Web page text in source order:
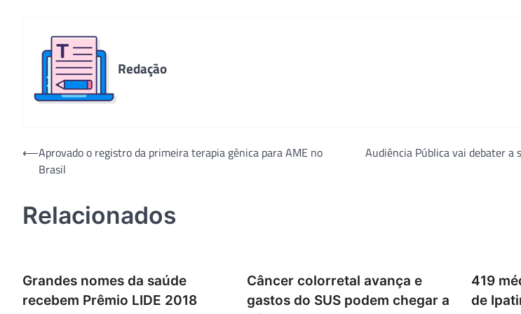
Redação
Navegação
⟵Aprovado o registro da primeira terapia gênica para AME no
Brasil
Audiência Pública vai debater a
Relacionados
Grandes nomes da saúde
recebem Prêmio LIDE 2018
Câncer colorretal avança e
gastos do SUS podem chegar a
419
de